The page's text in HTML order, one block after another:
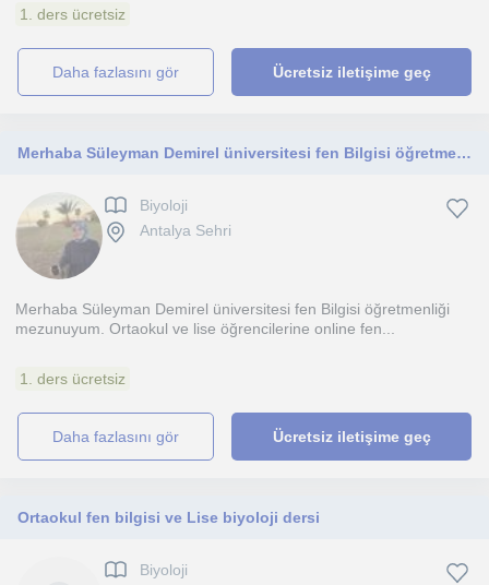
1. ders ücretsiz
daha fazlasını gör Ücretsiz iletişime geç
Merhaba Süleyman Demirel üniversitesi fen Bilgisi öğretmenliği mezunuyum.Online Biyoloji dersi vermekteyim
Biyoloji
Antalya Sehri
Merhaba Süleyman Demirel üniversitesi fen Bilgisi öğretmenliği
mezunuyum. Ortaokul ve lise öğrencilerine online fen...
1. ders ücretsiz
daha fazlasını gör Ücretsiz iletişime geç
Ortaokul fen bilgisi ve Lise biyoloji dersi
Biyoloji